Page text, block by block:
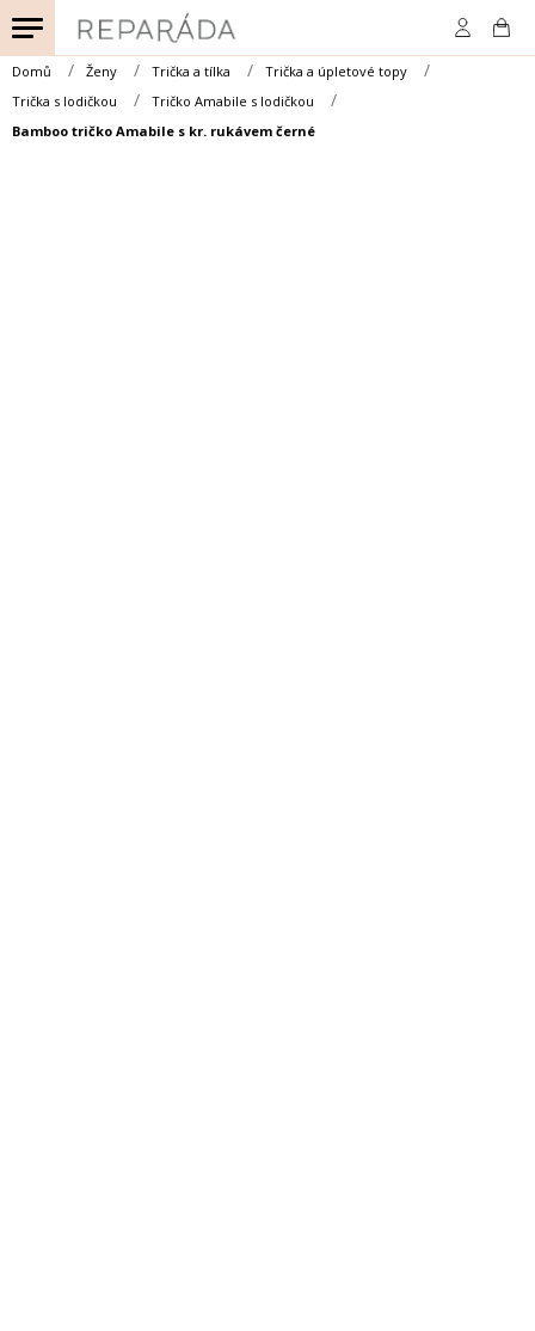
na
obsah
Domů Ženy Trička a tílka
Trička a úpletové topy
Trička s lodičkou
Tričko Amabile s lodičkou
Bamboo tričko Amabile s kr. rukávem černé